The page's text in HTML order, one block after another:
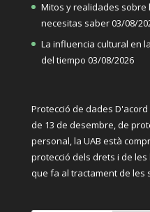
Mitos y realidades
necesitas saber03/08/
La influencia cultural en
del tiempo 03/08/2026
Protecció de dades
de 13 de desembre, de
personal, la UAB està
protecció dels drets i de
que fa al tractament de les